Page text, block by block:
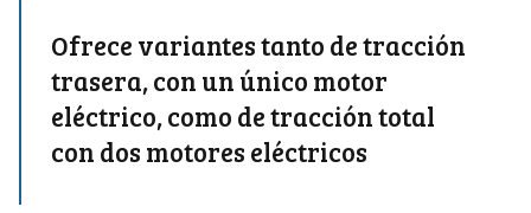
Ofrece variantes tanto de tracción
trasera, con un único motor
eléctrico, como de tracción total
con dos motores eléctricos